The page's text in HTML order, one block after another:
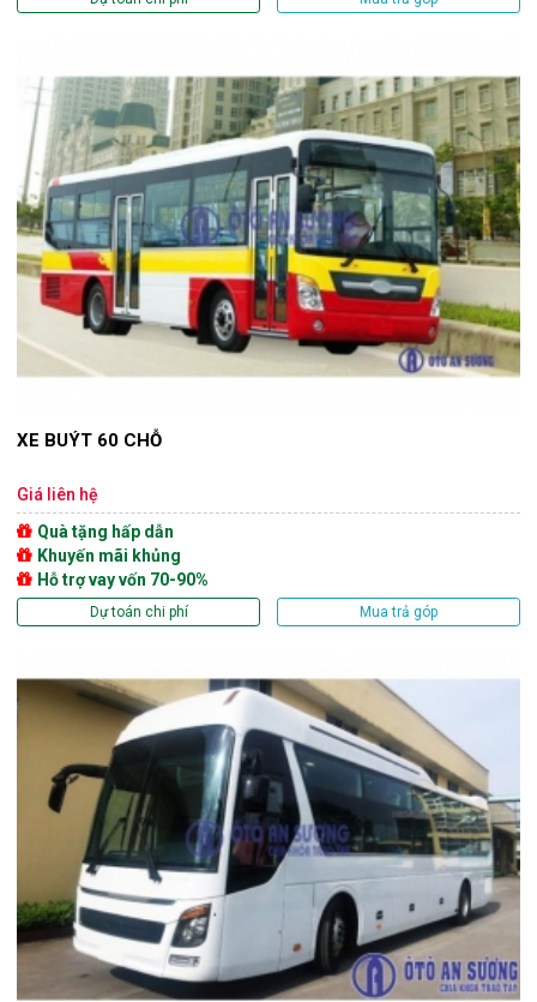
XE BUÝT 60 CHỖ
Giá liên hệ
Quà tặng hấp dẫn
Khuyến mãi khủng
Hỗ trợ vay vốn 70-90%
Dự toán chi phí Mua trả góp